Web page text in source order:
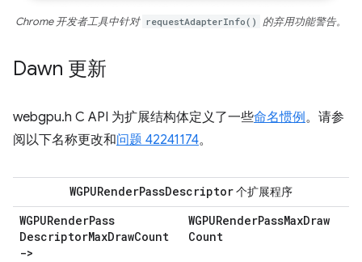
Chrome 开发者工具中针对 requestAdapterInfo() 的弃用功能警告。
Dawn 更新
webgpu.h C API 为扩展结构体定义了一些命名惯例。请参
阅以下名称更改和问题 42241174。
WGPURenderPassDescriptor个扩展程序
WGPURenderPass
DescriptorMaxDrawCount
->
WGPURenderPassMaxDraw
Count